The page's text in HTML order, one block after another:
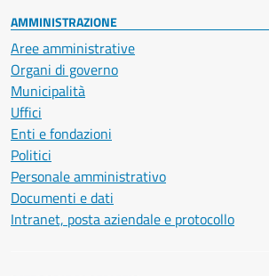
AMMINISTRAZIONE
Aree amministrative
Organi di governo
Municipalità
Uffici
Enti e fondazioni
Politici
Personale amministrativo
Documenti e dati
Intranet, posta aziendale e protocollo